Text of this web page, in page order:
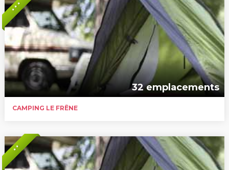
* * *
32 emplacements
CAMPING LE FRÊNE
* *